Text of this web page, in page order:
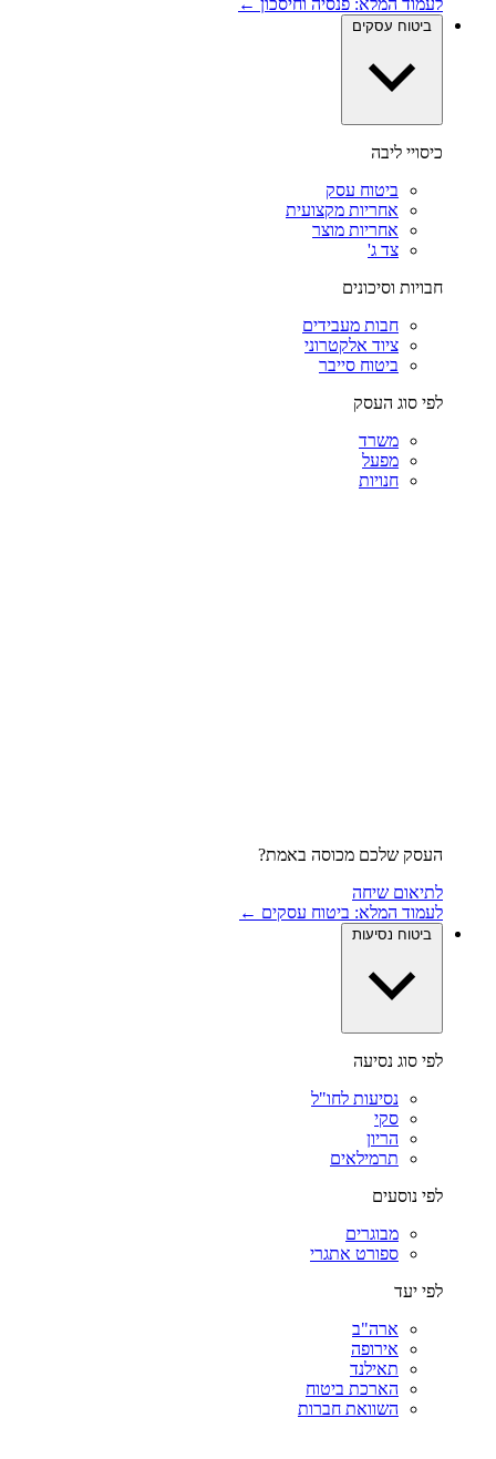
לעמוד המלא: פנסיה וחיסכון ←
ביטוח עסקים
כיסויי ליבה
ביטוח עסק
אחריות מקצועית
אחריות מוצר
צד ג'
חבויות וסיכונים
חבות מעבידים
ציוד אלקטרוני
ביטוח סייבר
לפי סוג העסק
משרד
מפעל
חנויות
העסק שלכם מכוסה באמת?
לתיאום שיחה
לעמוד המלא: ביטוח עסקים ←
ביטוח נסיעות
לפי סוג נסיעה
נסיעות לחו"ל
סקי
הריון
תרמילאים
לפי נוסעים
מבוגרים
ספורט אתגרי
לפי יעד
ארה"ב
אירופה
תאילנד
הארכת ביטוח
השוואת חברות